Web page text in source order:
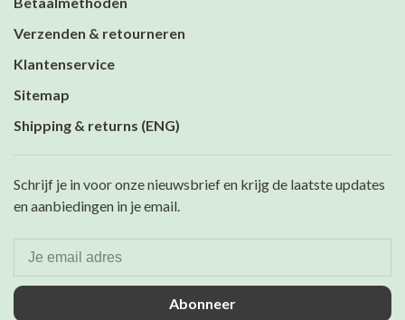
Verzenden & retourneren
Klantenservice
Sitemap
Shipping & returns (ENG)
Schrijf je in voor onze nieuwsbrief en krijg de laatste updates
en aanbiedingen in je email.
Abonneer